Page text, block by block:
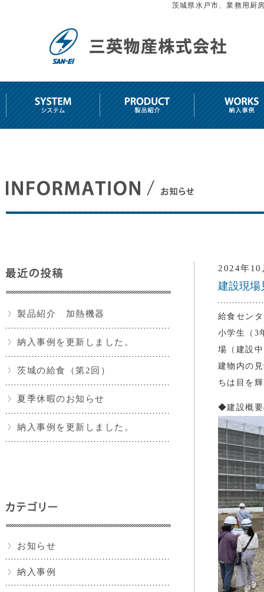
茨城県水戸市、業務用厨
製品紹介 加熱機器
納入事例を更新しました。
茨城の給食（第2回）
夏季休暇のお知らせ
納入事例を更新しました。
お知らせ
納入事例
2024年10
建設現場
給食セン
小学生（3
場（建設
建物内の
ちは目を
◆建設概要